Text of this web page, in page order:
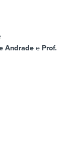
Andrade e Prof.